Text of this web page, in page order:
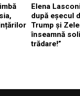
Elena
după eșecul
Trump și
înseamnă
trădare!”